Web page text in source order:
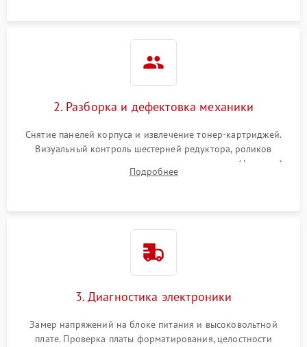
2. Разборка и дефектовка механики
Снятие панелей корпуса и извлечение тонер-картриджей.
Визуальный контроль шестерней редуктора, роликов
захвата, термопленки и прижимного вала в печи (фьюзере).
Проверка оптики сканера на загрязнения.
Подробнее
3. Диагностика электроники
Замер напряжений на блоке питания и высоковольтной
плате. Проверка платы форматирования, целостности